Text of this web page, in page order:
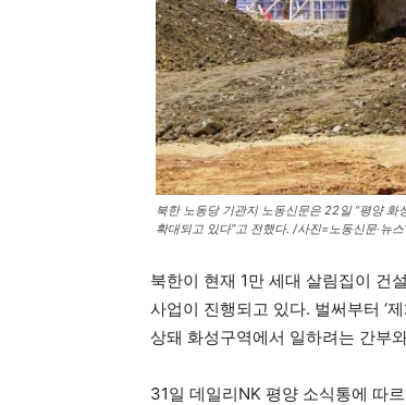
북한 노동당 기관지 노동신문은 22일 “평양
확대되고 있다”고 전했다. /사진=노동신문·뉴스
북한이 현재 1만 세대 살림집이 건
사업이 진행되고 있다. 벌써부터 ‘
상돼 화성구역에서 일하려는 간부
31일 데일리NK 평양 소식통에 따